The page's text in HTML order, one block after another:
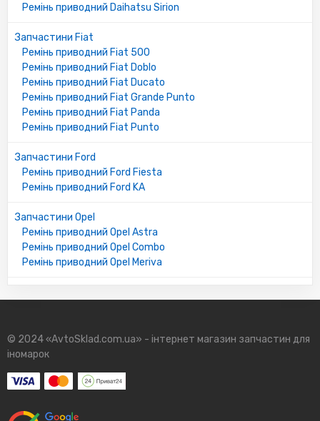
Fiat/Alfa/Lancia:
55185077
55205286
9642430680
9652746480
GM:
55185077
Peugeot/Citroen:
5750GG
5750VR
9642430680
9642430780
LAND ROVER:
GMB61185
Ремінь приводний Daihatsu Sirion
Запчастини Fiat
Ремінь приводний Fiat 500
Ремінь приводний Fiat Doblo
Ремінь приводний Fiat Ducato
Ремінь приводний Fiat Grande Punto
Ремінь приводний Fiat Panda
Ремінь приводний Fiat Punto
Запчастини Ford
Ремінь приводний Ford Fiesta
Ремінь приводний Ford KA
Запчастини Opel
Ремінь приводний Opel Astra
Ремінь приводний Opel Combo
Ремінь приводний Opel Meriva
© 2024 «AvtoSklad.com.ua» - інтернет магазин запчастин для
іномарок